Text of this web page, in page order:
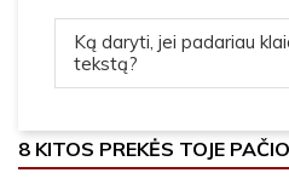
Ką daryti, jei padariau
tekstą?
8 KITOS PREKĖS TOJE